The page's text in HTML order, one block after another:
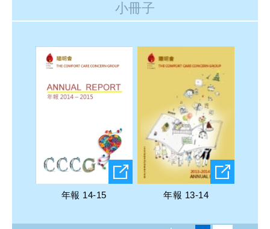
小冊子
年報 14-15 年報 13-14